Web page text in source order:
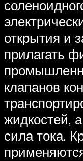
открытия и
прилагать
клапанов
жидкостей,
сила тока.